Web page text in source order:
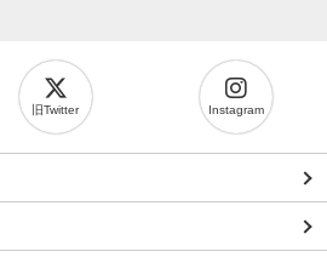
旧Twitter Instagram